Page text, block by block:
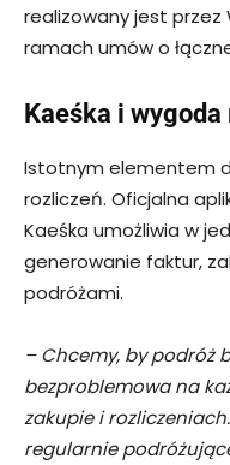
realizowany jest przez
ramach umów o
Kaeśka i
Istotnym elementem
rozliczeń. Oficjalna
Kaeśka umożliwia w
generowanie faktur,
podróżami.
– Chcemy, by podróż
bezproblemowa na
zakupie i
regularnie